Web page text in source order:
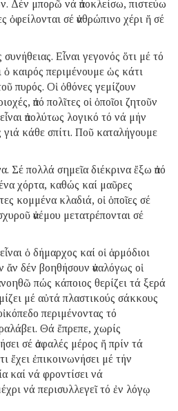
Δέν μπορῶ νά ἀποκλείσω, πιστεύω
ὀφείλονται σέ ἀνθρώπινο χέρι ἤ σέ
Εἶναι γεγονός ὅτι μέ τό
ὁ καιρός περιμένουμε ὡς κάτι
πυρός. Οἱ ὀθόνες γεμίζουν
ἀπό πολῖτες οἱ ὁποῖοι ζητοῦν
ἀπολύτως λογικό τό νά μήν
γιά κάθε σπίτι. Ποῦ καταλήγουμε
Σέ πολλά σημεῖα διέκρινα ἔξω ἀπό
χόρτα, καθώς καί μαῦρες
κομμένα κλαδιά, οἱ ὁποῖες σέ
ἀνέμου μετατρέπονται σέ
ὁ δήμαρχος καί οἱ ἁρμόδιοι
ἄν δέν βοηθήσουν ἀναλόγως οἱ
πώς κάποιος θερίζει τά ξερά
μέ αὐτά πλαστικούς σάκκους
περιμένοντας τό
Θά ἔπρεπε, χωρίς
σέ ἀσφαλές μέρος ἤ πρίν τά
ἔχει ἐπικοινωνήσει μέ τήν
καί νά φροντίσει νά
νά περισυλλεγεῖ τό ἐν λόγῳ